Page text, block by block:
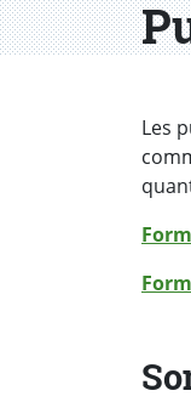
Les